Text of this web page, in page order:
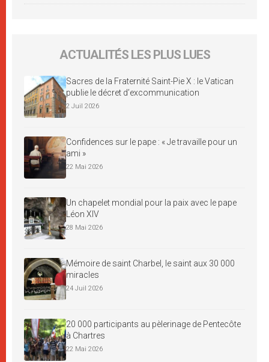
ACTUALITÉS LES PLUS LUES
Sacres de la Fraternité Saint-Pie X : le Vatican
publie le décret d’excommunication
2 Juil 2026
Confidences sur le pape : « Je travaille pour un
ami »
22 Mai 2026
Un chapelet mondial pour la paix avec le pape
Léon XIV
28 Mai 2026
Mémoire de saint Charbel, le saint aux 30 000
miracles
24 Juil 2026
20 000 participants au pèlerinage de Pentecôte
à Chartres
22 Mai 2026